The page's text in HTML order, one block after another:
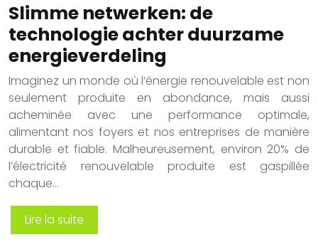
Slimme netwerken: de
technologie achter duurzame
energieverdeling
Imaginez un monde où l’énergie renouvelable est non
seulement produite en abondance, mais aussi
acheminée avec une performance optimale,
alimentant nos foyers et nos entreprises de manière
durable et fiable. Malheureusement, environ 20% de
l’électricité renouvelable produite est gaspillée
chaque…
Lire la suite